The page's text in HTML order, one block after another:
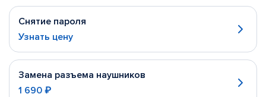
Снятие пароля
Узнать цену
Замена разъема наушников
1 690 ₽